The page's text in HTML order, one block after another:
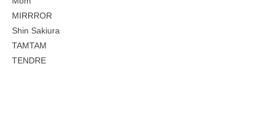
MIRRROR
Shin Sakiura
TAMTAM
TENDRE